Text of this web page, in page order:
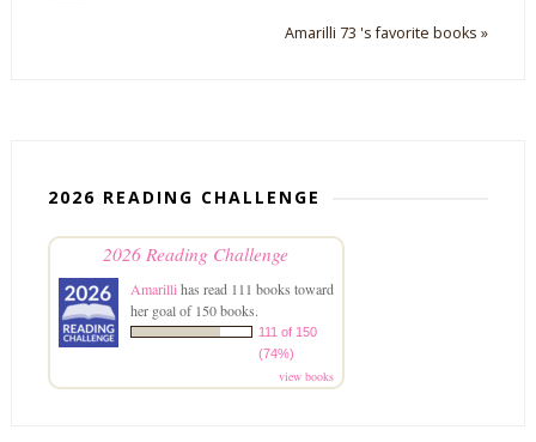
Amarilli 73 's favorite books »
2026 READING CHALLENGE
2026 Reading Challenge
Amarillihas read 111 books toward
her goal of 150 books.
111 of 150
(74%)
view books